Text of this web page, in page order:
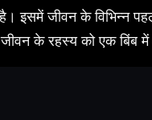
है। इसमें जीवन के विभिन्न
के रहस्य को एक बिंब में